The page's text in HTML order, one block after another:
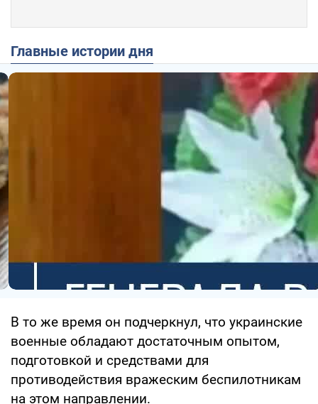
Главные истории дня
В то же время он подчеркнул, что украинские
военные обладают достаточным опытом,
подготовкой и средствами для
противодействия вражеским беспилотникам
на этом направлении.